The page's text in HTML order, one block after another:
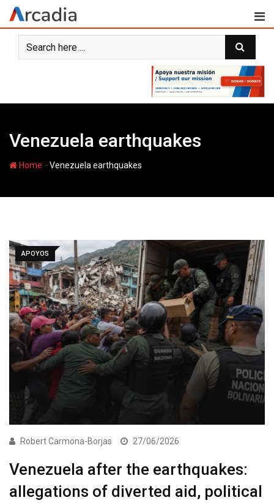
Skip
content
Venezuela earthquakes
Home -Venezuela earthquakes
APOYOS
Robert Carmona-Borjas 27/06/2026
Venezuela after the earthquakes:
allegations of diverted aid, political